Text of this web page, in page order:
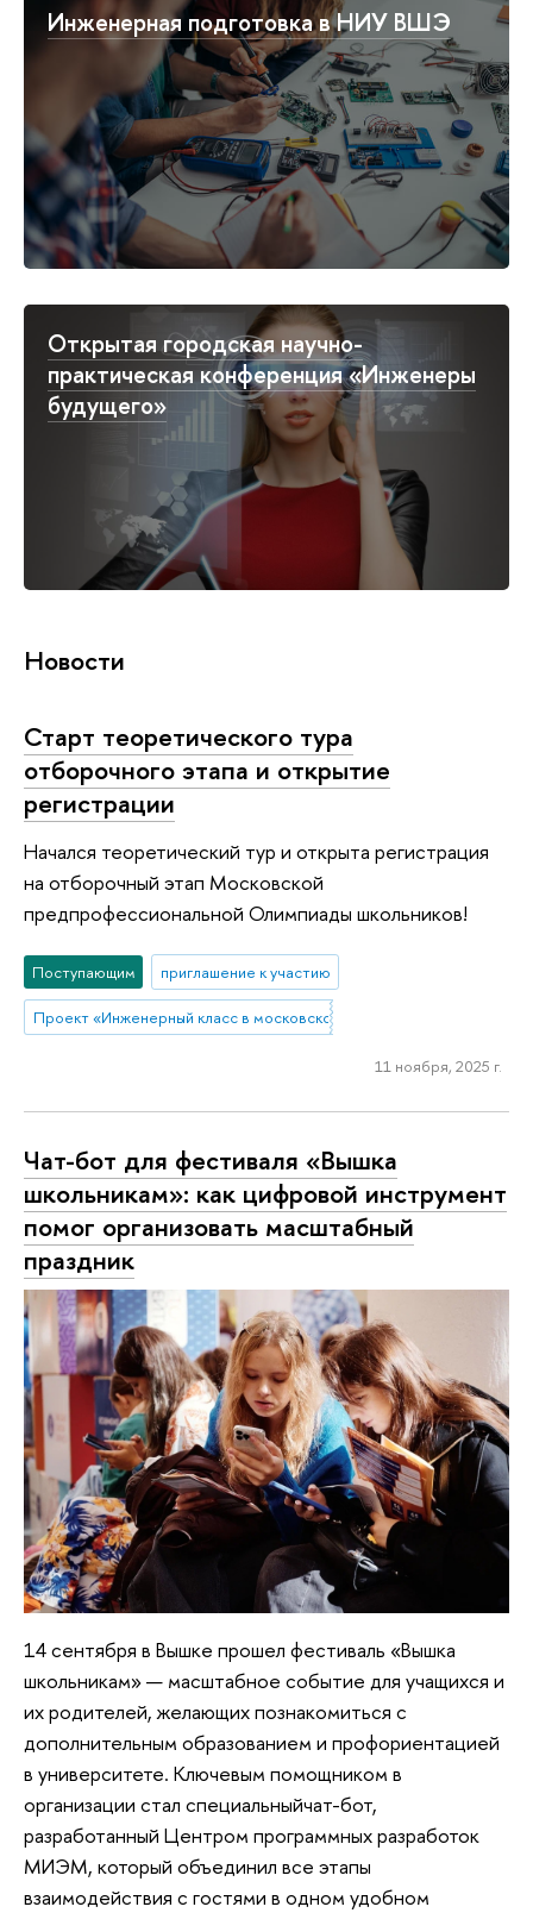
Инженерная подготовка в НИУ ВШЭ
Открытая городская научно-
практическая конференция «Инженеры
будущего»
Новости
Старт теоретического тура
отборочного этапа и открытие
регистрации
Начался теоретический тур и открыта регистрация
на отборочный этап Московской
предпрофессиональной Олимпиады школьников!
Поступающим приглашение к участию
Проект «Инженерный класс в московской школе»
11 ноября, 2025 г.
Чат-бот для фестиваля «Вышка
школьникам»: как цифровой инструмент
помог организовать масштабный
праздник
14 сентября в Вышке прошел фестиваль «Вышка
школьникам» — масштабное событие для учащихся и
их родителей, желающих познакомиться с
дополнительным образованием и профориентацией
в университете. Ключевым помощником в
организации стал специальныйчат-бот,
разработанный Центром программных разработок
МИЭМ, который объединил все этапы
взаимодействия с гостями в одном удобном